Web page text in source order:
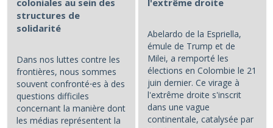
coloniales au sein des
structures de
solidarité
Dans nos luttes contre les
frontières, nous sommes
souvent confronté⋅es à des
questions difficiles
concernant la manière dont
les médias représentent la
l'extrême droite
Abelardo de la Espriella,
émule de Trump et de
Milei, a remporté les
élections en Colombie le 21
juin dernier. Ce virage à
l'extrême droite s'inscrit
dans une vague
continentale, catalysée par